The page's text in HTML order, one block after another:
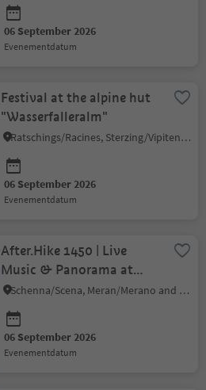
06 September 2026
evenementdatum
Festival at the alpine hut
"Wasserfalleralm"
Ratschings/Racines, Sterzing/Vipiteno and environs
06 September 2026
evenementdatum
After.Hike 1450 | Live
Music & Panorama at
Taser Alm
Schenna/Scena, Meran/Merano and environs
06 September 2026
evenementdatum